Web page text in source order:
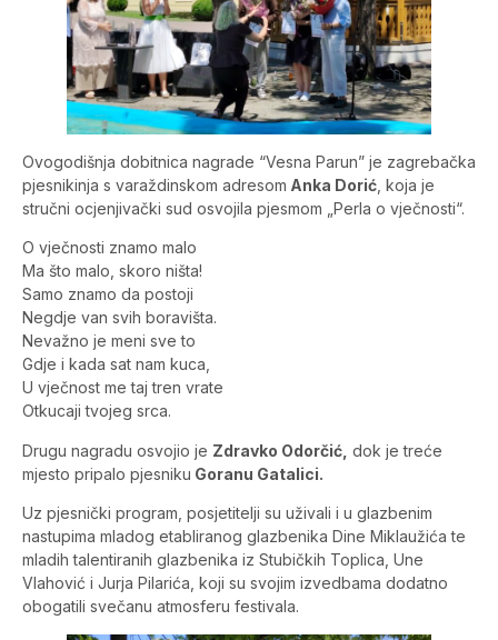
Ovogodišnja dobitnica nagrade “Vesna Parun” je zagrebačka
pjesnikinja s varaždinskom adresom Anka Dorić , koja je
stručni ocjenjivački sud osvojila pjesmom „Perla o vječnosti“.
O vječnosti znamo malo
Ma što malo, skoro ništa!
Samo znamo da postoji
Negdje van svih boravišta.
Nevažno je meni sve to
Gdje i kada sat nam kuca,
U vječnost me taj tren vrate
Otkucaji tvojeg srca.
Drugu nagradu osvojio je Zdravko Odorčić, dok je treće
mjesto pripalo pjesniku Goranu Gatalici.
Uz pjesnički program, posjetitelji su uživali i u glazbenim
nastupima mladog etabliranog glazbenika Dine Miklaužića te
mladih talentiranih glazbenika iz Stubičkih Toplica, Une
Vlahović i Jurja Pilarića, koji su svojim izvedbama dodatno
obogatili svečanu atmosferu festivala.